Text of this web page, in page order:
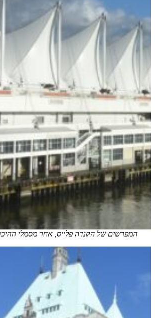
המפרשים של הקנדה פלייס, אחר מסמלי